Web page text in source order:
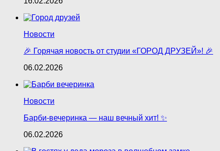
Новости
🎉 Горячая новость от студии «ГОРОД ДРУЗЕЙ»! 🎉
06.02.2026
Новости
Барби‑вечеринка — наш вечный хит! ✨
06.02.2026